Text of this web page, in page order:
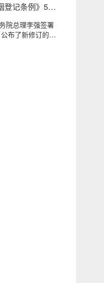
记条例》5月
院总理李强签署
布了新修订的